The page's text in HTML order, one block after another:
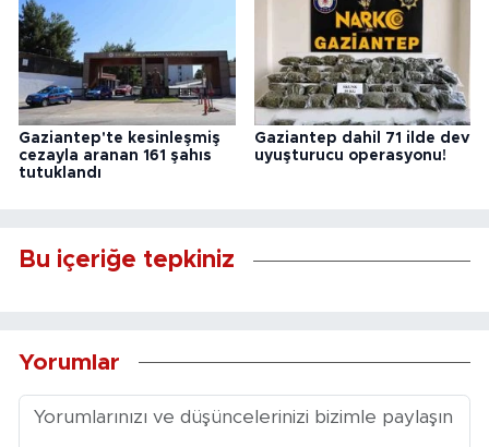
Gaziantep'te kesinleşmiş
cezayla aranan 161 şahıs
tutuklandı
Gaziantep dahil 71 ilde dev
uyuşturucu operasyonu!
Bu içeriğe tepkiniz
Yorumlar